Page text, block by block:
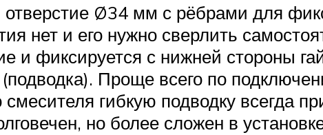
Ø34 мм с рёбрами для
нет и его нужно сверлить
и фиксируется с нижней стороны
Проще всего по
смесителя гибкую подводку всегда
но более сложен в